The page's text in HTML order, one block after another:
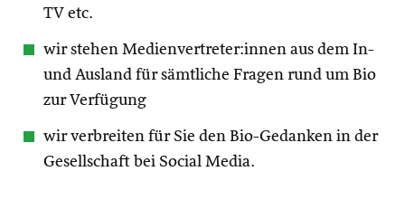
TV etc.
wir stehen Medienvertreter:innen aus dem In-
und Ausland für sämtliche Fragen rund um Bio
zur Verfügung
wir verbreiten für Sie den Bio-Gedanken in der
Gesellschaft bei Social Media.